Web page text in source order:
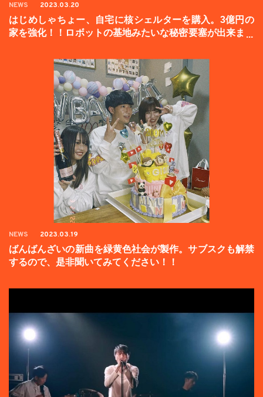
NEWS 2023.03.20
はじめしゃちょー、自宅に核シェルターを購入。3億円の
家を強化！！ロボットの基地みたいな秘密要塞が出来まし
NEWS 2023.03.19
ばんばんざいの新曲を緑黄色社会が製作。サブスクも解禁
するので、是非聞いてみてください！！